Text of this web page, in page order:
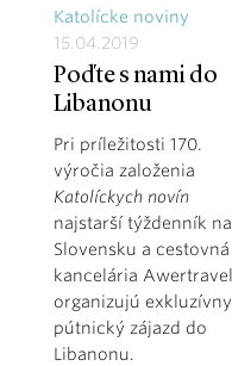
Katolícke noviny
15.04.2019
Poďte s nami do
Libanonu
Pri príležitosti 170.
výročia založenia
Katolíckych novín
najstarší týždenník na
Slovensku a cestovná
kancelária Awertravel
organizujú exkluzívny
pútnický zájazd do
Libanonu.